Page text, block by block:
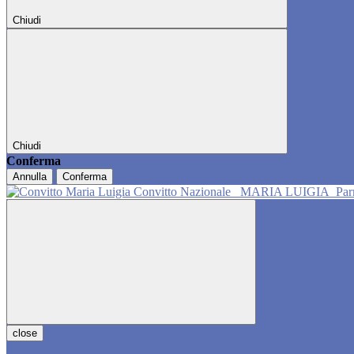
Chiudi
Chiudi
Conferma
Annulla Conferma
Convitto Nazionale MARIA LUIGIA
close